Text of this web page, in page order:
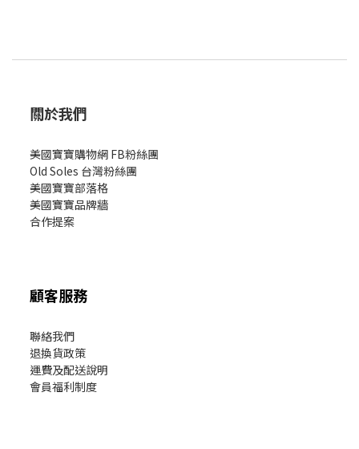
關於我們
美國寶寶購物網 FB粉絲團
Old Soles 台灣粉絲團
美國寶寶部落格
美國寶寶品牌牆
合作提案
顧客服務
聯絡我們
退換貨政策
運費及配送說明
會員福利制度